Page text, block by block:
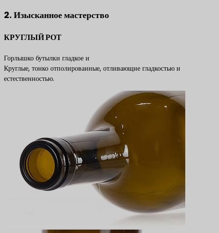
2. Изысканное мастерство
КРУГЛЫЙ РОТ
Горлышко бутылки гладкое и
Круглые, тонко отполированные, отливающие гладкостью и
естественностью.